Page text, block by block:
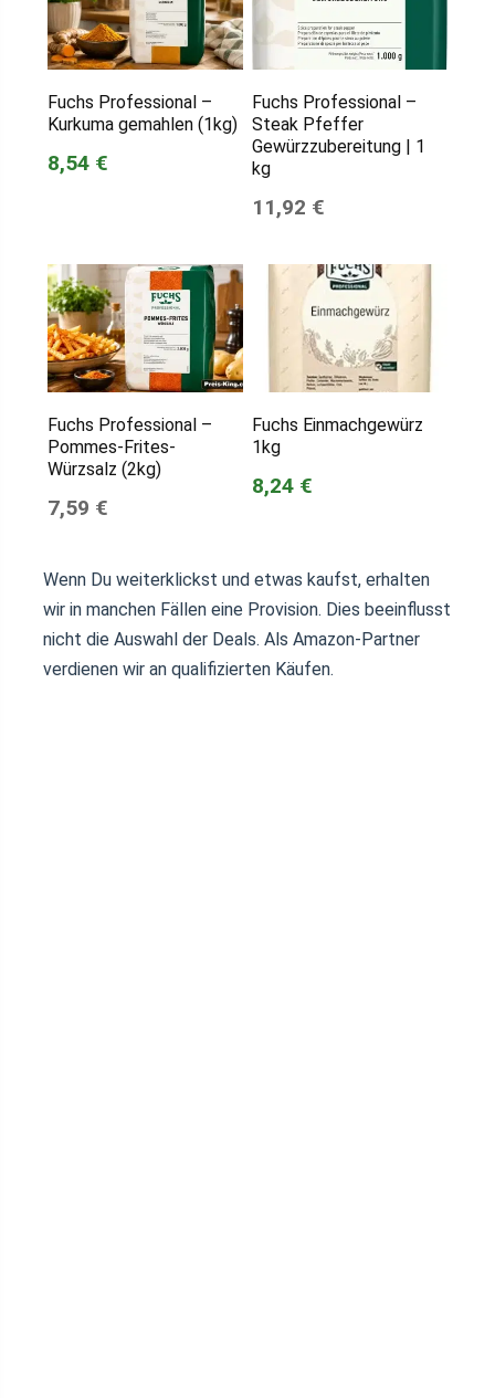
Fuchs Professional –
Kurkuma gemahlen (1kg)
8,54 €
Fuchs Professional –
Steak Pfeffer
Gewürzzubereitung | 1
kg
11,92 €
Fuchs Professional –
Pommes-Frites-
Würzsalz (2kg)
7,59 €
Fuchs Einmachgewürz
1kg
8,24 €
Wenn Du weiterklickst und etwas kaufst, erhalten
wir in manchen Fällen eine Provision. Dies beeinflusst
nicht die Auswahl der Deals. Als Amazon-Partner
verdienen wir an qualifizierten Käufen.